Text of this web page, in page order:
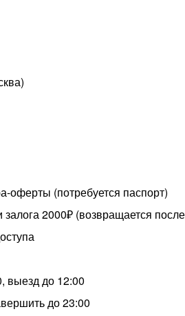
оферты (потребуется паспорт)
2000₽ (возвращается
выезд до 12:00
до 23:00